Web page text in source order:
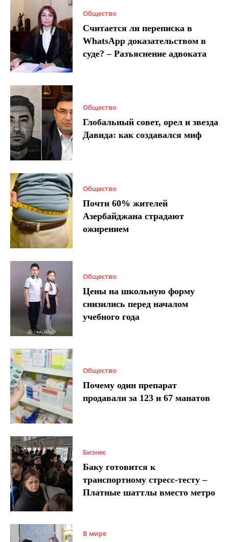
Общество
Считается ли переписка в
WhatsApp доказательством в
суде? – Разъяснение адвоката
Общество
Глобальный совет, орел и звезда
Давида: как создавался миф
Общество
Почти 60% жителей
Азербайджана страдают
ожирением
Общество
Цены на школьную форму
снизились перед началом
учебного года
Общество
Почему один препарат
продавали за 123 и 67 манатов
Бизнес
Баку готовится к
транспортному стресс-тесту –
Платные шаттлы вместо метро
В мире